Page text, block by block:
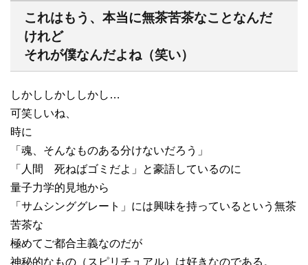
これはもう、本当に無茶苦茶なことなんだ
けれど
それが僕なんだよね（笑い）
しかししかししかし…
可笑しいね、
時に
「魂、そんなものある分けないだろう」
「人間 死ねばゴミだよ」と豪語しているのに
量子力学的見地から
「サムシンググレート」には興味を持っているという無茶
苦茶な
極めてご都合主義なのだが
神秘的なもの（スピリチュアル）は好きなのである。